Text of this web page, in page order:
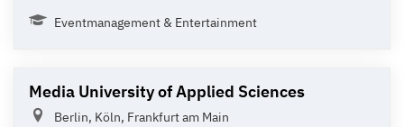
Eventmanagement & Entertainment
Media University of Applied Sciences
Berlin, Köln, Frankfurt am Main